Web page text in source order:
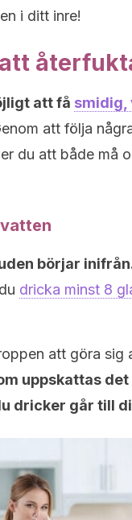
i ditt inre!
att få smidig,
att följa
du att både må
börjar
dricka minst 8
att göra sig
uppskattas
dricker går till